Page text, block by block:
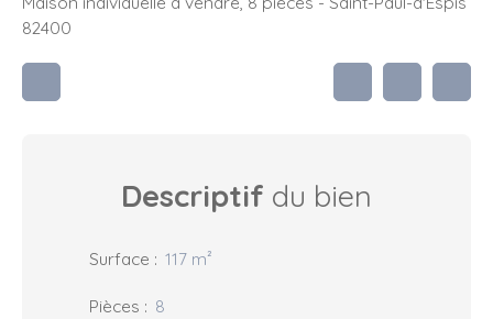
82400
Descriptif du bien
Surface : 117 m²
Pièces : 8